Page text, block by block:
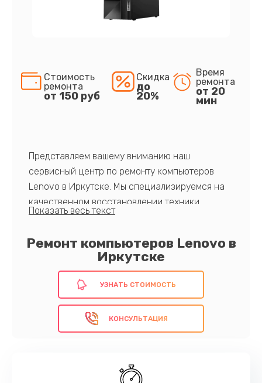
Ремонт компьютеров Lenovo в
Иркутске
Стоимость
ремонта
от 150 руб
Скидка
до
20%
Время
ремонта
от 20
мин
Представляем вашему вниманию наш
сервисный центр по ремонту компьютеров
Lenovo в Иркутске. Мы специализируемся на
качественном восстановлении техники,
обеспечивая надежные и быстрые решения
Выбирая наш сервис, вы получаете доступ к
опытным специалистам, знакомым с
особенностями продукции Lenovo,
использование оригинальных компонентов,
быструю диагностику и гарантированное
УЗНАТЬ СТОИМОСТЬ
КОНСУЛЬТАЦИЯ